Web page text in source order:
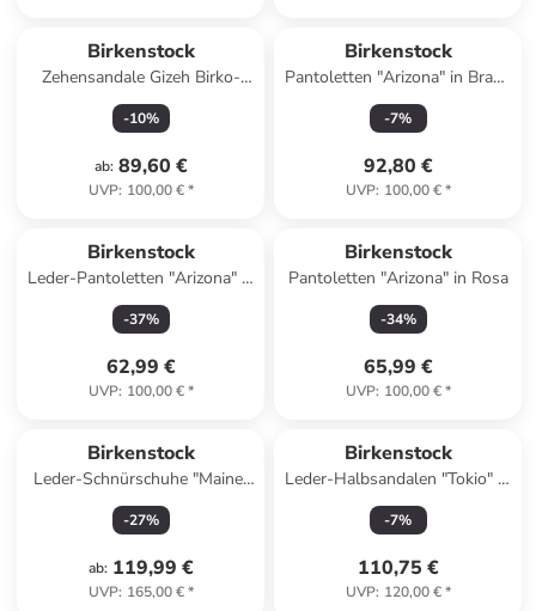
Birkenstock
Zehensandale Gizeh Birko-
Flor Lack schmal in weiss
-10%
ab: 89,60 €
UVP: 100,00 €*
Birkenstock
Pantoletten "Arizona" in Braun
- Weite S
-7%
92,80 €
UVP: 100,00 €*
Birkenstock
Leder-Pantoletten "Arizona" in
Beige
-37%
62,99 €
UVP: 100,00 €*
Birkenstock
Pantoletten "Arizona" in Rosa
-34%
65,99 €
UVP: 100,00 €*
Birkenstock
Leder-Schnürschuhe "Maine"
in Beige
-27%
ab: 119,99 €
UVP: 165,00 €*
Birkenstock
Leder-Halbsandalen "Tokio" in
Schwarz
-7%
110,75 €
UVP: 120,00 €*